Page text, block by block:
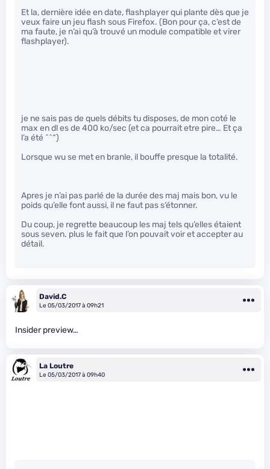
Et la, dernière idée en date, flashplayer qui plante dès que je
veux faire un jeu flash sous Firefox. (Bon pour ça, c’est de
ma faute, je n’ai qu’à trouvé un module compatible et virer
flashplayer).
je ne sais pas de quels débits tu disposes, de mon coté le
max en dl es de 400 ko/sec (et ca pourrait etre pire… Et ça
l’a été ^^“)
Lorsque wu se met en branle, il bouffe presque la totalité.
Apres je n’ai pas parlé de la durée des maj mais bon, vu le
poids qu’elle font aussi, il ne faut pas s’étonner.
Du coup, je regrette beaucoup les maj tels qu’elles étaient
sous seven. plus le fait que l’on pouvait voir et accepter au
détail.
David.C
Le 05/03/2017 à 09h21
Insider preview…
La Loutre
Le 05/03/2017 à 09h40